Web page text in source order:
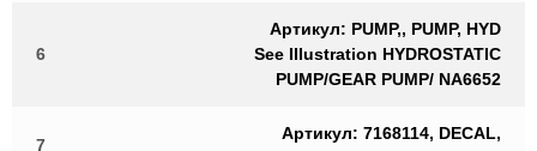
6
Артикул: PUMP,, PUMP, HYD
See Illustration HYDROSTATIC
PUMP/GEAR PUMP/ NA6652
7
Артикул: 7168114, DECAL,